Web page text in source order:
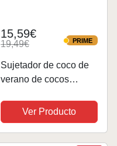
15,59€
19,49€ PRIME
PRIME
Sujetador de coco de
verano de cocos
CamisetaVer Producto